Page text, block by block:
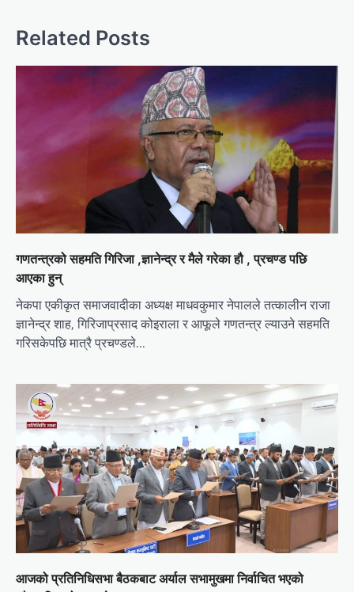
Related Posts
गणतन्त्रको सहमति गिरिजा ,ज्ञानेन्द्र र मैले गरेका हौ , प्रचण्ड पछि
आएका हुन्
नेकपा एकीकृत समाजवादीका अध्यक्ष माधवकुमार नेपालले तत्कालीन राजा
ज्ञानेन्द्र शाह, गिरिजाप्रसाद कोइराला र आफूले गणतन्त्र ल्याउने सहमति
गरिसकेपछि मात्रै प्रचण्डले…
आजको प्रतिनिधिसभा बैठकबाट अर्याल सभामुखमा निर्वाचित भएको